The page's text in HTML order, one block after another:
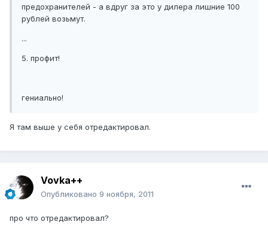
предохранителей - а вдруг за это у дилера лишние 100
рублей возьмут.
...
5. профит!
гениально!
Я там выше у себя отредактировал.
Vovka++
Опубликовано 9 ноября, 2011
про что отредактировал?